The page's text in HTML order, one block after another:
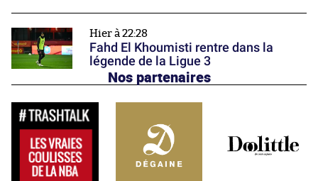
Hier à 22:28
Fahd El Khoumisti rentre dans la
légende de la Ligue 3
Nos partenaires